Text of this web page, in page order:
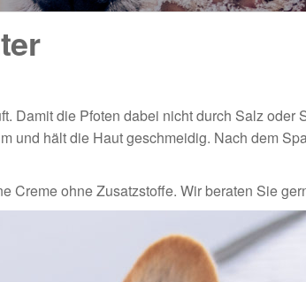
Damit die Pfoten dabei nicht durch Salz
und hält die Haut geschmeidig. Nach dem
ohne Zusatzstoffe. Wir beraten Sie